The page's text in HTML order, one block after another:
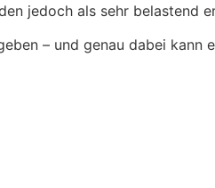
jedoch als sehr belastend
– und genau dabei kann